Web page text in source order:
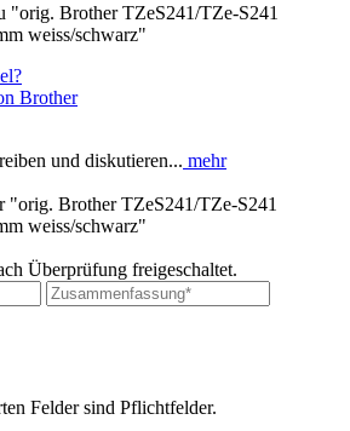
"orig. Brother TZeS241/TZe-S241
weiss/schwarz"
Brother
und diskutieren... mehr
"orig. Brother TZeS241/TZe-S241
weiss/schwarz"
Überprüfung freigeschaltet.
Felder sind Pflichtfelder.